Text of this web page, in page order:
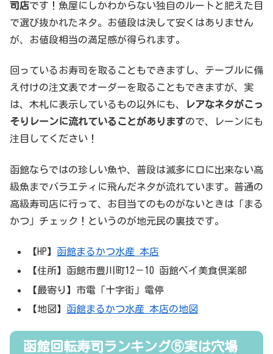
司店です！魚屋にしかわからない独自のルートと肥えた目
で選び抜かれたネタ。お値段は決して安くはありません
が、お値段相当の満足感が得られます。
回っているお寿司を取ることもできますし、テーブルに備
え付けの注文表でオーダーを取ることもできますが、実
は、木札に表示しているもの以外にも、
レアなネタがこっ
そりレーンに流れていることがありますので、レーンにも
注目してください！
函館ならではの珍しい魚や、普段は滅多に口に出来ない高
級魚までバラエティに飛んだネタが流れています。普通の
高級寿司店に行って、お目当てのものがないときは「まる
かつ」チェック！というのが地元民の裏技です。
【HP】 函館まるかつ水産 本店
【住所】函館市豊川町12－10 函館ベイ美食倶楽部
【最寄り】市電「十字街」電停
【地図】 函館まるかつ水産 本店の地図
函館回転寿司ランキング⑤実は穴場